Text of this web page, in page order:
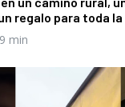
regalo para toda la
min